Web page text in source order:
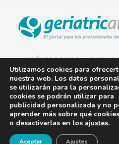
QUIÉNES SOMOS
AVISO LEGAL
POLÍTICA DE COOKIES
POLÍTICA DE PRIVACIDAD
CONTACTO¡Newsletter!
Utilizamos cookies para
nuestra web. Los datos
se utilizarán para la
cookies se podrán utilizar para
publicidad personalizada y no
aprender más sobre qué
o desactivarlas en los ajustes.
Aceptar Ajustes